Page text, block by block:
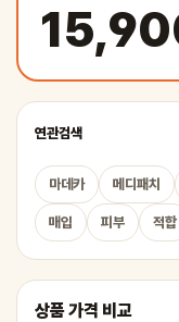
연관검색
마데카 메디패치
매입 피부 적합
상품 가격 비교